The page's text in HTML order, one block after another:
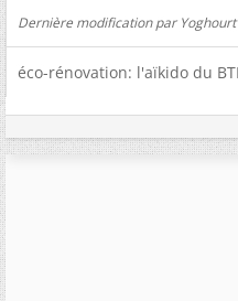
Dernière modification par
éco-rénovation: l'aïkido du